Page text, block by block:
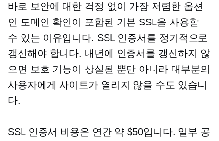
바로 보안에 대한 걱정 없이 가장 저렴한 옵션
인 도메인 확인이 포함된 기본 SSL을 사용할
수 있는 이유입니다. SSL 인증서를 정기적으로
갱신해야 합니다. 내년에 인증서를 갱신하지 않
으면 보호 기능이 상실될 뿐만 아니라 대부분의
사용자에게 사이트가 열리지 않을 수도 있습니
다.
SSL 인증서 비용은 연간 약 $50입니다. 일부 공